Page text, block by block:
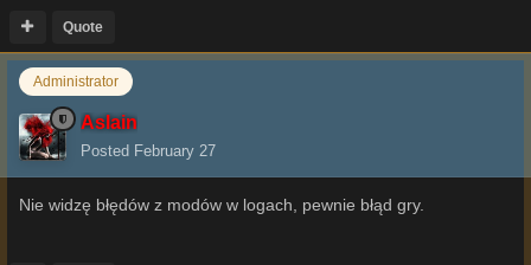
Quote
Administrator
Aslain
Posted February 27
Nie widzę błędów z modów w logach, pewnie błąd gry.